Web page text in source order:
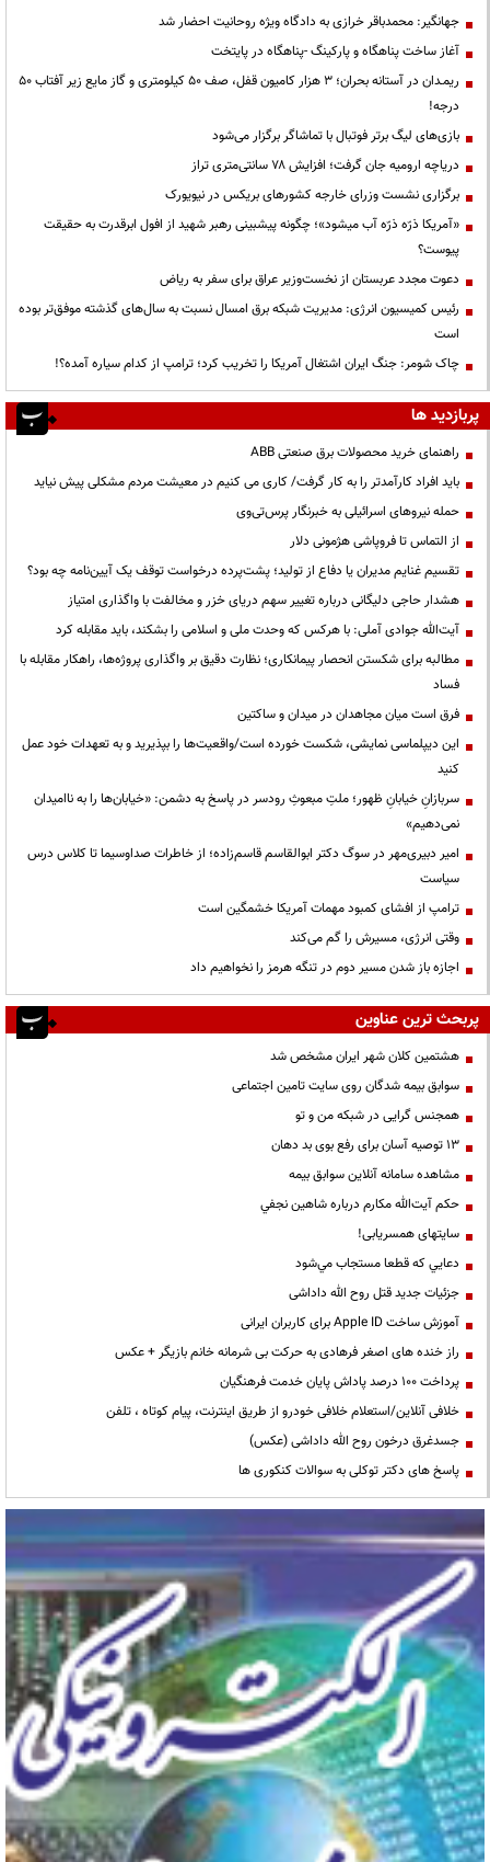
جهانگیر: محمدباقر خرازی به دادگاه ویژه روحانیت احضار شد
آغاز ساخت پناهگاه و پارکینگ -پناهگاه در پایتخت
ریمـدان در آستانه بحران؛ ۳ هزار کامیون قفل، صف ۵۰ کیلومتری و گاز مایع زیر آفتاب ۵۰
درجه!
بازی‌های لیگ برتر فوتبال با تماشاگر برگزار می‌شود
دریاچه ارومیه جان گرفت؛ افزایش ۷۸ سانتی‌متری تراز
برگزاری نشست وزرای خارجه کشورهای بریکس در نیویورک
«آمریکا ذرّه ذرّه آب میشود»؛ چگونه پیشبینی رهبر شهید از افول ابرقدرت به حقیقت
پیوست؟
دعوت مجدد عربستان از نخست‌وزیر عراق برای سفر به ریاض
رئیس کمیسیون انرژی: مدیریت شبکه برق امسال نسبت به سال‌های گذشته موفق‌تر بوده
است
چاک شومر: جنگ ایران اشتغال آمریکا را تخریب کرد؛ ترامپ از کدام سیاره آمده؟!
پربازدید ها
راهنمای خرید محصولات برق صنعتی ABB
باید افراد کارآمدتر را به کار گرفت/ کاری می کنیم در معیشت مردم مشکلی پیش نیاید
حمله نیروهای اسرائیلی به خبرنگار پرس‌تی‌وی
از التماس تا فروپاشی هژمونی دلار
تقسیم غنایم مدیران یا دفاع از تولید؛ پشت‌پرده درخواست توقف یک آیین‌نامه چه بود؟
هشدار حاجی دلیگانی درباره تغییر سهم دریای خزر و مخالفت با واگذاری امتیاز
آیت‌الله جوادی آملی: با هرکس که وحدت ملی و اسلامی را بشکند، باید مقابله کرد
مطالبه برای شکستن انحصار پیمانکاری؛ نظارت دقیق بر واگذاری پروژه‌ها، راهکار مقابله با
فساد
فرق است میان مجاهدان در میدان و ساکتین
این دیپلماسی نمایشی، شکست خورده است/واقعیت‌ها را بپذیرید و به تعهدات خود عمل
کنید
سربازانِ خیابانِ ظهور؛ ملتِ مبعوثِ رودسر در پاسخ به دشمن: «خیابان‌ها را به ناامیدان
نمی‌دهیم»
امیر دبیری‌مهر در سوگ دکتر ابوالقاسم قاسم‌زاده؛ از خاطرات صداوسیما تا کلاس درس
سیاست
ترامپ از افشای کمبود مهمات آمریکا خشمگین است
وقتی انرژی، مسیرش را گم می‌کند
اجازه باز شدن مسیر دوم در تنگه هرمز را نخواهیم داد
پربحث ترین عناوین
هشتمین کلان شهر ایران مشخص شد
سوابق بیمه شدگان روی سایت تامین اجتماعی
همجنس گرایی در شبکه من و تو
13 توصیه آسان برای رفع بوی بد دهان
مشاهده سامانه آنلاين سوابق بیمه
حكم آيت‌الله مكارم درباره شاهين نجفي
سایتهای همسریابی!
دعايي كه قطعا مستجاب مي‌شود
جزئیات جدید قتل روح الله داداشی
آموزش ساخت Apple ID برای کاربران ایرانی
راز خنده های اصغر فرهادی به حرکت بی شرمانه خانم بازیگر + عکس
پرداخت ۱۰۰ درصد پاداش پایان خدمت فرهنگیان
خلافی آنلاین/استعلام خلافی خودرو از طریق اینترنت، پیام کوتاه ، تلفن
جسدغرق درخون روح الله داداشی (عکس)
پاسخ های دکتر توکلی به سوالات کنکوری ها